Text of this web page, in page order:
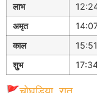
लाभ
अमृत
काल
शुभ